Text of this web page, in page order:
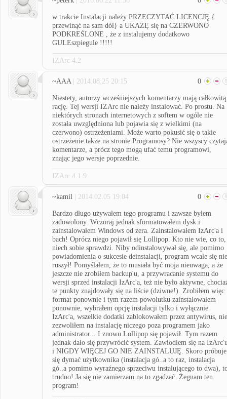
w trakcie Instalacji należy PRZECZYTAĆ LICENCJĘ {
przewinąć na sam dół} a UKAŻĘ się na CZERWONO
PODKREŚLONE , że z instalujemy dodatkowo
GULEszpiegule !!!!!
IZArc 4.2
~AAA | 2014.08.25 20:15 0
Niestety, autorzy wcześniejszych komentarzy mają całkowitą
rację. Tej wersji IZArc nie należy instalować. Po prostu. Na
niektórych stronach internetowych z softem w ogóle nie
została uwzględniona lub pojawia się z wielkimi (na
czerwono) ostrzeżeniami. Może warto pokusić się o takie
ostrzeżenie także na stronie Programosy? Nie wszyscy
komentarze, a prócz tego mogą ufać temu programowi,
znając jego wersje poprzednie.
IZArc 4.1.9
~kamil | 2014.02.05 19:04 0
Bardzo długo używałem tego programu i zawsze byłem
zadowolony. Wczoraj jednak sformatowałem dysk i
zainstalowałem Windows od zera. Zainstalowałem IzArc'a i
bach! Oprócz niego pojawił się Lollipop. Kto nie wie, co to,
niech sobie sprawdzi. Niby odinstalowywał się, ale pomimo
powiadomienia o sukcesie deinstalacji, program wcale się nie
ruszył! Pomyślałem, że to musiała być moja nieuwaga, a że
jeszcze nie zrobiłem backup'u, a przywracanie systemu do
wersji sprzed instalacji IzArc'a, też nie było aktywne,
te punkty znajdowały się na liście (dziwne!). Zrobiłem więc
format ponownie i tym razem powolutku zainstalowałem
ponownie, wybrałem opcję instalacji tylko i wyłącznie
IzArc'a, wszelkie dodatki zablokowałem przez antywirus, nie
zezwoliłem na instalację niczego poza programem jako
administrator... I znowu Lollipop się pojawił. Tym razem
jednak dało się przywrócić system. Zawiodłem się na
i NIGDY WIĘCEJ GO NIE ZAINSTALUJĘ. Skoro próbuje
się dymać użytkownika (instalacja gó..a to raz, instalacja
gó..a pomimo wyraźnego sprzeciwu instalującego to dwa),
trudno! Ja się nie zamierzam na to zgadzać. Żegnam ten
program!